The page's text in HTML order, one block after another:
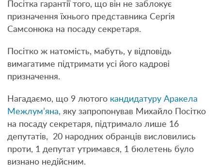
Посітка гарантії того, що він не заблокує
призначення їхнього представника Сергія
Самсонюка на посаду секретаря.
Посітко ж натомість, мабуть, у відповідь
вимагатиме підтримати усі його кадрові
призначення.
Нагадаємо, що 9 лютого кандидатуру Аракела
Межлум’яна, яку запропонував Михайло Посітко
на посаду секретаря, підтримало лише 16
депутатів, 20 народних обранців висловились
проти, 1 депутат утримався, 1 бюлетень було
визнано недійсним.